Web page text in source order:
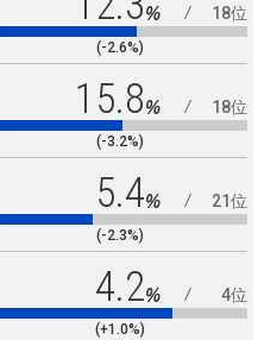
% 18位
(-2.6%)
15.8% 18位
(-3.2%)
5.4% 21位
(-2.3%)
4.2% 4位
(+1.0%)